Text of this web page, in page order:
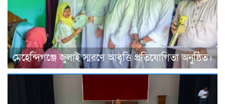
মেহেন্দিগঞ্জে জুলাই স্মরণে আবৃত্তি প্রতিযোগিতা অনুষ্ঠিত।